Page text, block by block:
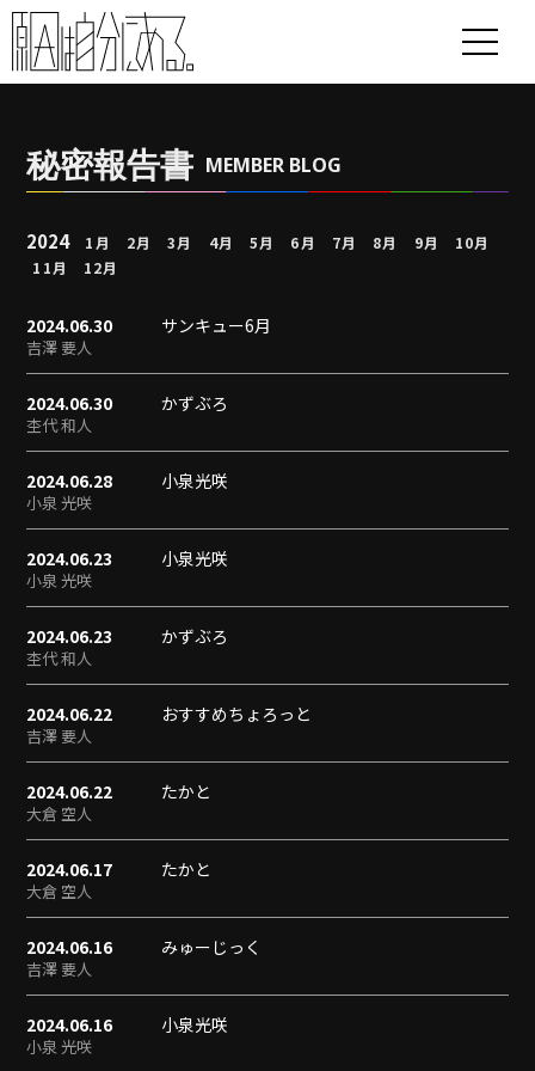
秘密報告書 MEMBER BLOG
2024 1月 2月 3月 4月 5月 6月 7月 8月 9月
10月
11月
12月
2024.06.30
吉澤 要人
サンキュー6月
2024.06.30
杢代 和人
かずぶろ
2024.06.28
小泉 光咲
小泉光咲
2024.06.23
小泉 光咲
小泉光咲
2024.06.23
杢代 和人
かずぶろ
2024.06.22
吉澤 要人
おすすめちょろっと
2024.06.22
大倉 空人
たかと
2024.06.17
大倉 空人
たかと
2024.06.16
吉澤 要人
みゅーじっく
2024.06.16
小泉 光咲
小泉光咲